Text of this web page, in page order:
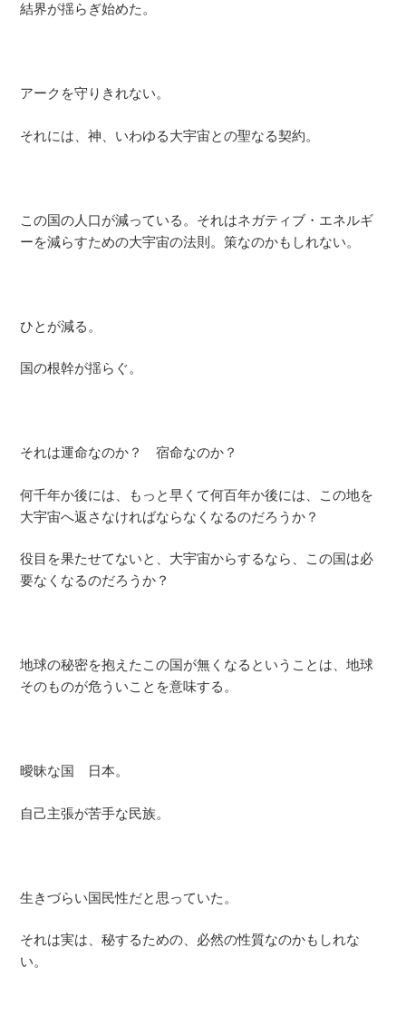
結界が揺らぎ始めた。
アークを守りきれない。
それには、神、いわゆる大宇宙との聖なる契約。
この国の人口が減っている。それはネガティブ・エネルギ
ーを減らすための大宇宙の法則。策なのかもしれない。
ひとが減る。
国の根幹が揺らぐ。
それは運命なのか？ 宿命なのか？
何千年か後には、もっと早くて何百年か後には、この地を
大宇宙へ返さなければならなくなるのだろうか？
役目を果たせてないと、大宇宙からするなら、この国は必
要なくなるのだろうか？
地球の秘密を抱えたこの国が無くなるということは、地球
そのものが危ういことを意味する。
曖昧な国 日本。
自己主張が苦手な民族。
生きづらい国民性だと思っていた。
それは実は、秘するための、必然の性質なのかもしれな
い。